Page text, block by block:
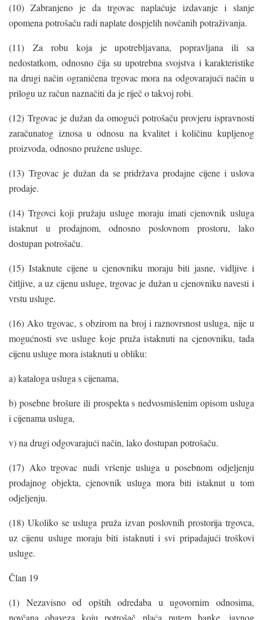
(10) Zabranjeno je da trgovac naplaćuje izdavanje i slanje
opomena potrošaču radi naplate dospjelih novčanih potraživanja.
(11) Za robu koja je upotrebljavana, popravljana ili sa
nedostatkom, odnosno čija su upotrebna svojstva i karakteristike
na drugi način ograničena trgovac mora na odgovarajući način u
prilogu uz račun naznačiti da je riječ o takvoj robi.
(12) Trgovac je dužan da omogući potrošaču provjeru ispravnosti
zaračunatog iznosa u odnosu na kvalitet i količinu kupljenog
proizvoda, odnosno pružene usluge.
(13) Trgovac je dužan da se pridržava prodajne cijene i uslova
prodaje.
(14) Trgovci koji pružaju usluge moraju imati cjenovnik usluga
istaknut u prodajnom, odnosno poslovnom prostoru, lako
dostupan potrošaču.
(15) Istaknute cijene u cjenovniku moraju biti jasne, vidljive i
čitljive, a uz cijenu usluge, trgovac je dužan u cjenovniku navesti i
vrstu usluge.
(16) Ako trgovac, s obzirom na broj i raznovrsnost usluga, nije u
mogućnosti sve usluge koje pruža istaknuti na cjenovniku, tada
cijenu usluge mora istaknuti u obliku:
a) kataloga usluga s cijenama,
b) posebne brošure ili prospekta s nedvosmislenim opisom usluga
i cijenama usluga,
v) na drugi odgovarajući način, lako dostupan potrošaču.
(17) Ako trgovac nudi vršenje usluga u posebnom odjeljenju
prodajnog objekta, cjenovnik usluga mora biti istaknut u tom
odjeljenju.
(18) Ukoliko se usluga pruža izvan poslovnih prostorija trgovca,
uz cijenu usluge moraju biti istaknuti i svi pripadajući troškovi
usluge.
Član 19
(1) Nezavisno od opštih odredaba u ugovornim odnosima,
novčana obaveza koju potrošač plaća putem banke, javnog